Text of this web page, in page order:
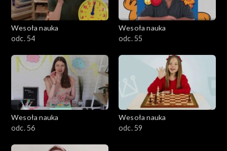
Wesoła nauka
odc. 54
Wesoła nauka
odc. 55
Wesoła nauka
odc. 56
Wesoła nauka
odc. 59